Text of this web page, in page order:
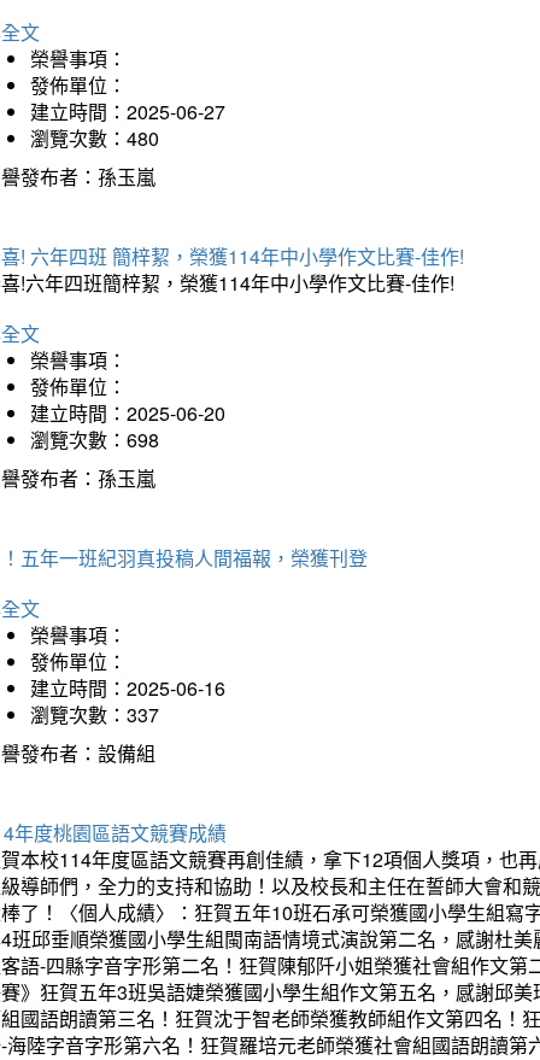
文
榮譽事項：
發佈單位：
建立時間：2025-06-27
瀏覽次數：480
發布者：孫玉嵐
! 六年四班 簡梓絜，榮獲114年中小學作文比賽-佳作!
!六年四班簡梓絜，榮獲114年中小學作文比賽-佳作!
文
榮譽事項：
發佈單位：
建立時間：2025-06-20
瀏覽次數：698
發布者：孫玉嵐
五年一班紀羽真投稿人間福報，榮獲刊登
文
榮譽事項：
發佈單位：
建立時間：2025-06-16
瀏覽次數：337
發布者：設備組
年度桃園區語文競賽成績
本校114年度區語文競賽再創佳績，拿下12項個人獎項，也
導師們，全力的支持和協助！以及校長和主任在誓師大會和
了！〈個人成績〉：狂賀五年10班石承可榮獲國小學生組
班邱垂順榮獲國小學生組閩南語情境式演說第二名，感謝杜
語-四縣字音字形第二名！狂賀陳郁阡小姐榮獲社會組作文
》狂賀五年3班吳語婕榮獲國小學生組作文第五名，感謝邱
國語朗讀第三名！狂賀沈于智老師榮獲教師組作文第四名！
海陸字音字形第六名！狂賀羅培元老師榮獲社會組國語朗讀